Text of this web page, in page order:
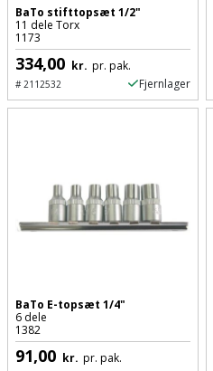
WinWin
plader
Savbuk
Savklinge
Skruetrækker
Slibeartikler
Smøring
Kompressor
Lader
Linjelaser
Måleinstrumenter
Lommelygte
Merchandise
Personlig
pleje
Postkasse
Postkassestander
BaTo stifttopsæt 1/2"
11 dele Torx
1173
334,00 kr. pr. pak.
#2112532 Fjernlager
BaTo E-topsæt 1/4"
6 dele
1382
91,00 kr. pr. pak.